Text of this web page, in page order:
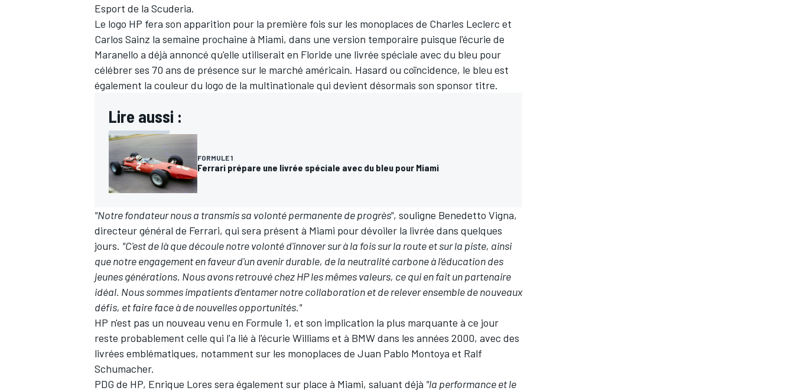
Esport de la Scuderia.
Le logo HP fera son apparition pour la première fois sur les monoplaces de Charles Leclerc et
Carlos Sainz la semaine prochaine à Miami, dans une version temporaire puisque l'écurie de
Maranello a déjà annoncé qu'elle utiliserait en Floride une livrée spéciale avec du bleu pour
célébrer ses 70 ans de présence sur le marché américain. Hasard ou coïncidence, le bleu est
également la couleur du logo de la multinationale qui devient désormais son sponsor titre.
Lire aussi :
FORMULE 1
Ferrari prépare une livrée spéciale avec du bleu pour Miami
"Notre fondateur nous a transmis sa volonté permanente de progrès", souligne Benedetto Vigna,
directeur général de Ferrari, qui sera présent à Miami pour dévoiler la livrée dans quelques
jours. "C'est de là que découle notre volonté d'innover sur à la fois sur la route et sur la piste, ainsi
que notre engagement en faveur d'un avenir durable, de la neutralité carbone à l'éducation des
jeunes générations. Nous avons retrouvé chez HP les mêmes valeurs, ce qui en fait un partenaire
idéal. Nous sommes impatients d'entamer notre collaboration et de relever ensemble de nouveaux
défis, et faire face à de nouvelles opportunités."
HP n'est pas un nouveau venu en Formule 1, et son implication la plus marquante à ce jour
reste probablement celle qui l'a lié à l'écurie Williams et à BMW dans les années 2000, avec des
livrées emblématiques, notamment sur les monoplaces de Juan Pablo Montoya et Ralf
Schumacher.
PDG de HP, Enrique Lores sera également sur place à Miami, saluant déjà "la performance et le